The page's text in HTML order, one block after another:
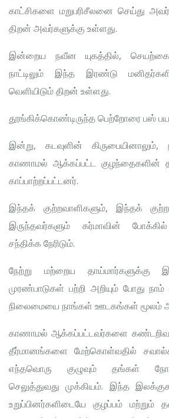
காட்சிகளை மறுபரிசீலனை செய்து
திறன் அவர்களுக்கு உள்ளது.
இன்றைய நவீன யுகத்தில்,
நாட்டிலும் இந்த இரண்டு
வெளியிடும் திறன் உள்ளது.
தூங்கிக்கொண்டிருந்த பெற்றோரை பஸ்
இன்று, கடவுளின் கிருபையினாலும்,
காணாமல் ஆக்கப்பட்ட குழந்தைகளின்
காப்பாற்றப்பட்டனர்.
இந்தக் குற்றவாளிகளும், இந்தக்
இருந்தவர்களும் கர்மாவின்
சந்திக்க நேரிடும்.
நேற்று மற்றைய தாய்மார்களுக்கு
முரண்பாடுகள் பற்றி அறியும் போது
நிலைமையை நாங்கள் ஊடகங்கள் மூலம்
காணாமல் ஆக்கப்பட்டவர்களை
தீர்மானங்களை மேற்கொள்வதில்
எந்தவொரு குழுவும் தங்கள்
செலுத்துவது முக்கியம். இந்த
உறுப்பினர்களிடையே குழப்பம் மற்றும்